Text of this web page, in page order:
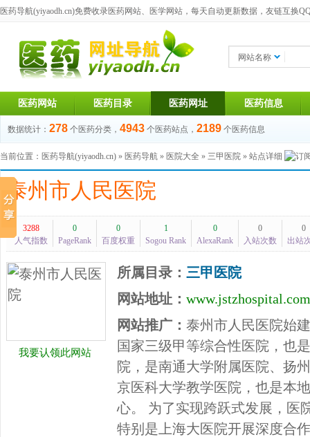
医药导航(yiyaodh.cn)免费收录医药网站、医学网站，每天自动更新数据，友链互换
网站名称
医药网站 医药目录 医药网址 医药信息
数据统计： 278 个医药分类， 4943 个医药站点， 2189 个医药信息
当前位置： 医药导航(yiyaodh.cn) » 医药导航 » 医院大全 » 三甲医院 » 站点详细
泰州市人民医院
3288
人气指数
0
PageRank
0
百度权重
1
Sogou Rank
0
AlexaRank
0
入站次数
0
出站
我要认领此网站
所属目录： 三甲医院
网站地址： www.jstzhospital.com
网站推广： 泰州市人民医院始
国家三级甲等综合性医院，也
院，是南通大学附属医院、扬
京医科大学教学医院，也是本
心。 为了实现跨跃式发展，医
特别是上海大医院开展深度合